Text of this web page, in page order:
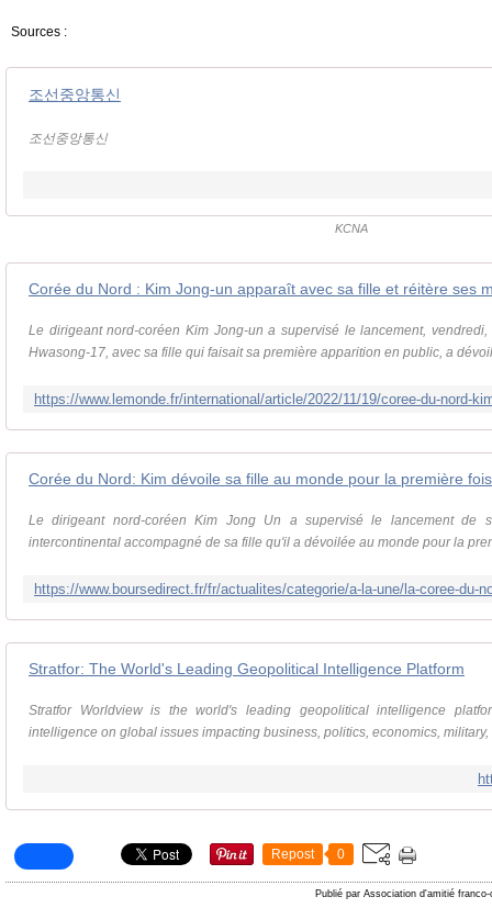
Sources :
조선중앙통신
조선중앙통신
KCNA
Corée du Nord : Kim Jong-un apparaît avec sa fille et réitère ses
Le dirigeant nord-coréen Kim Jong-un a supervisé le lancement,
Hwasong-17, avec sa fille qui faisait sa première apparition en public, a
Corée du Nord: Kim dévoile sa fille au monde pour la première
Le dirigeant nord-coréen Kim Jong Un a supervisé le lancement de
intercontinental accompagné de sa fille qu'il a dévoilée au monde pour la
Stratfor: The World's Leading Geopolitical Intelligence Platform
Stratfor Worldview is the world's leading geopolitical intelligence
intelligence on global issues impacting business, politics, economics, military,
Repost 0
Publié par Association d'amitié franco-